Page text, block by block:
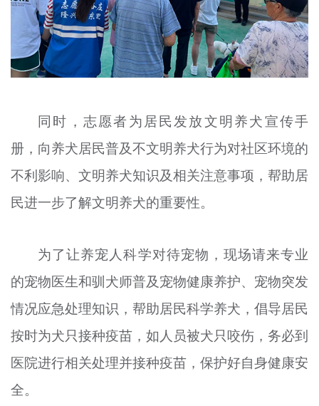
同时，志愿者为居民发放文明养犬宣传手
册，向养犬居民普及不文明养犬行为对社区环境的
不利影响、文明养犬知识及相关注意事项，帮助居
民进一步了解文明养犬的重要性。
为了让养宠人科学对待宠物，现场请来专业
的宠物医生和驯犬师普及宠物健康养护、宠物突发
情况应急处理知识，帮助居民科学养犬，倡导居民
按时为犬只接种疫苗，如人员被犬只咬伤，务必到
医院进行相关处理并接种疫苗，保护好自身健康安
全。